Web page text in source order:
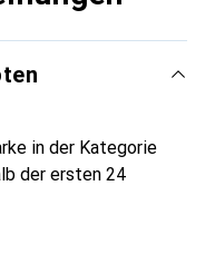
in der Kategorie
der ersten 24